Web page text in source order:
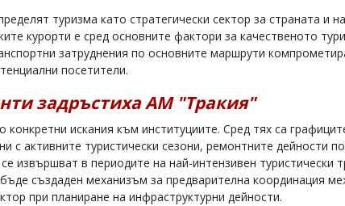
туризма като стратегически сектор за страната и
курорти е сред основните фактори за качественото
затруднения по основните маршрути
посетители.
задръстиха АМ "Тракия"
конкретни искания към институциите. Сред тях са
с активните туристически сезони, ремонтните дейности
извършват в периодите на най-интензивен туристически
създаден механизъм за предварителна координация
при планиране на инфраструктурни дейности.